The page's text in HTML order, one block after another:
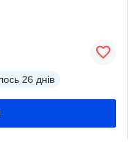
26 днів